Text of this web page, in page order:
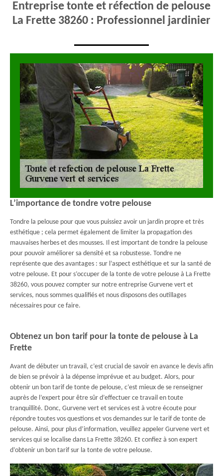
Entreprise tonte et réfection de pelouse
La Frette 38260 : Professionnel jardinier
L’importance de tondre votre pelouse
Tondre la pelouse pour que vous puissiez avoir un jardin propre et très
esthétique ; cela permet également de limiter la propagation des
mauvaises herbes et des mousses. Il est important de tondre la pelouse
pour pouvoir améliorer sa densité et sa robustesse. Tondre ne
représente que des avantages : sur l’aspect esthétique et sur la santé de
votre pelouse. Et pour s’occuper de la tonte de votre pelouse à La Frette
38260, vous pouvez compter sur notre entreprise Gurvene vert et
services, nous sommes qualifiés et nous disposons des outillages
nécessaires pour ce faire.
Obtenez un bon tarif pour la tonte de pelouse à La
Frette
Avant de débuter un travail, c’est crucial de savoir en avance le devis afin
de bien se prévoir à la dépense imprévue et au budget. Alors, pour
obtenir un bon tarif de tonte de pelouse, c’est mieux de se renseigner
auprès de l’expert pour être sûr d’effectuer ce travail en toute
tranquillité. Donc, Gurvene vert et services est à votre écoute pour
répondre toutes vos questions et vos demandes sur le tarif de tonte de
pelouse. Ainsi, pour plus d’information, veuillez appeler Gurvene vert et
services qui se localise dans La Frette 38260. Et confiez à son expert
d’obtenir un bon tarif sur la tonte de votre pelouse.